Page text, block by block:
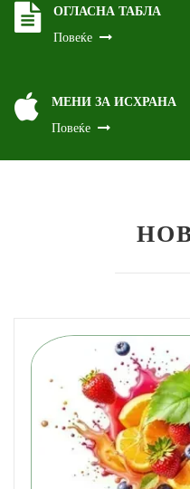
ОГЛАСНА ТАБЛА
Повеќе
МЕНИ ЗА ИСХРАНА
Повеќе